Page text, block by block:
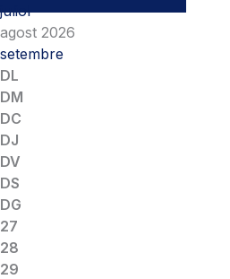
juliol
agost 2026
setembre
DL
DM
DC
DJ
DV
DS
DG
27
28
29